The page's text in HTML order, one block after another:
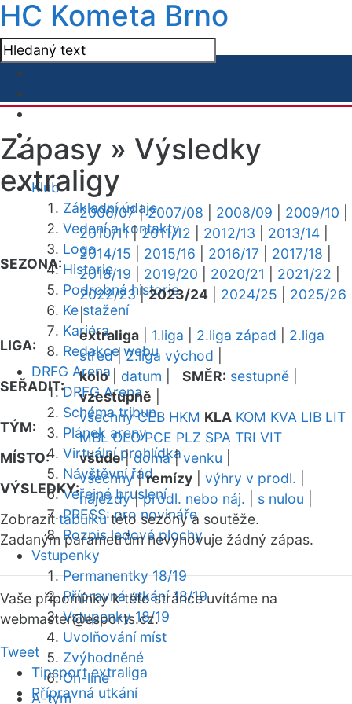
HC Kometa Brno
Klub
Základní údaje
Vedení a kontakty
Logo
Historie
Podrobná historie
Ke stažení
Kariéra
Redakce webu
DRFG Arena
DRFG Arena
Schéma tribun
Plánek areny
Virtuální prohlídka
Návštěvní řád
Veřejné bruslení
PRESS: pro novináře
Rozpis ledové plochy
Vstupenky
Permanentky 18/19
Přípravná utkání 18/19
Vstupenky 18/19
Uvolňování míst
Zvýhodněné
On-line
A-tým
Zápasy » Výsledky
extraligy
SEZONA:
2006/07|2007/08 2008/09 2009/10
2010/11|2011/12 2012/13 2013/14
2014/15
2015/16 2016/17 2017/18
2018/19
2019/20 2020/21 2021/22
2022/23|2023/24 2024/25
2025/26
|
LIGA:
extraliga 1.liga 2.liga západ
2.liga
střed|2.liga východ
SEŘADIT:
kolo| datum SMĚR: sestupně
vzestupně
TÝM:
všechny CEB HKM KLA KOM KVA LIB LIT
MBL OLO PCE PLZ SPA TRI VIT
MÍSTO:
všude|doma|venku
VÝSLEDKY:
všechny|remízy výhry v prodl.
nájezdy|prodl. nebo náj. s nulou
Zobrazittabulkutéto sezóny a soutěže.
Zadaným parametrům nevyhovuje žádný zápas.
Vaše připomínky k této stránce uvítáme na
webmaster@esports.cz.
Tweet
Tipsport extraliga
Přípravná utkání